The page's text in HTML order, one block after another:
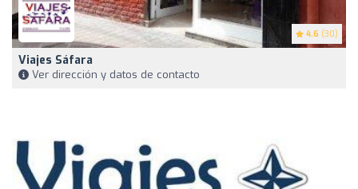
4.6 (30)
Viajes Sáfara
Ver dirección y datos de contacto